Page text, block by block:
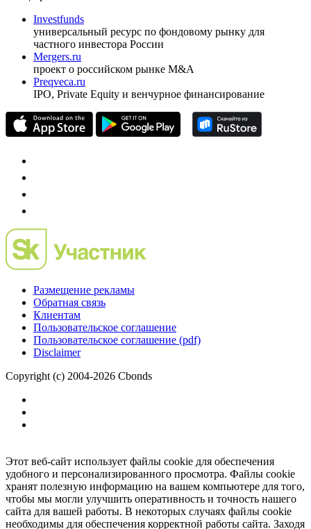
Investfunds
универсальный ресурс по фондовому рынку для
частного инвестора России
Mergers.ru
проект о российском рынке M&A
Preqveca.ru
IPO, Private Equity и венчурное финансирование
Размещение рекламы
Обратная связь
Клиентам
Пользовательское соглашение
Пользовательское соглашение (pdf)
Disclaimer
Copyright (c) 2004-2026 Cbonds
Этот веб-сайт использует файлы cookie для обеспечения
удобного и персонализированного просмотра. Файлы cookie
хранят полезную информацию на вашем компьютере для того,
чтобы мы могли улучшить оперативность и точность нашего
сайта для вашей работы. В некоторых случаях файлы cookie
необходимы для обеспечения корректной работы сайта. Заходя